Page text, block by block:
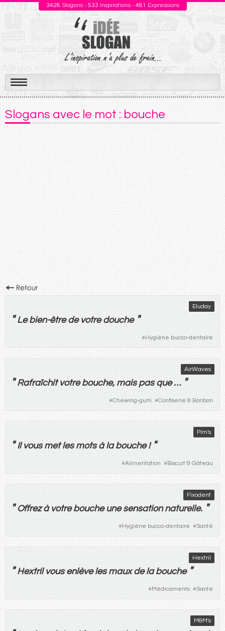
3428 Slogans - 533 Inspirations - 481 Expressions
Aller
au
contenu
Slogans avec le mot : bouche
Eluday
" Le bien-être de votredouche "
#Hygiène bucco-dentaire
AirWaves
" Rafraîchit votre bouche, mais pas que… "
#Chewing-gum #Confiserie & Bonbon
Pim's
" Il vous met les mots à la bouche! "
#Alimentation #Biscuit & Gâteau
Fixodent
" Offrez à votre bouche une sensation naturelle. "
#Hygiène bucco-dentaire #Santé
Hextril
"Hextrilvous enlève les maux de la bouche "
#Médicaments #Santé
M&M's